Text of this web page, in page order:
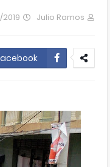
Julio Ramos
8/26/